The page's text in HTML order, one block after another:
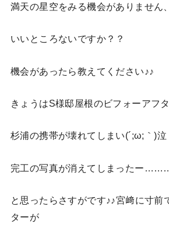
満天の星空をみる機会がありません
いいところないですか？？
機会があったら教えてください♪♪
きょうはS様邸屋根のビフォーアフ
杉浦の携帯が壊れてしまい(´;ω;｀)泣
完工の写真が消えてしまったー
と思ったらさすがです♪♪宮﨑に寸前
ターが